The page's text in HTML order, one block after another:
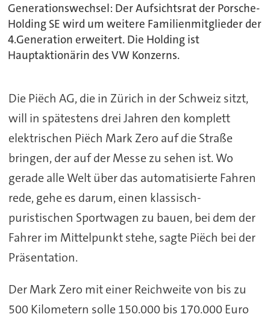
Generationswechsel: Der Aufsichtsrat der Porsche-
Holding SE wird um weitere Familienmitglieder der
4.Generation erweitert. Die Holding ist
Hauptaktionärin des VW Konzerns.
Die Piëch AG, die in Zürich in der Schweiz sitzt,
will in spätestens drei Jahren den komplett
elektrischen Piëch Mark Zero auf die Straße
bringen, der auf der Messe zu sehen ist. Wo
gerade alle Welt über das automatisierte Fahren
rede, gehe es darum, einen klassisch-
puristischen Sportwagen zu bauen, bei dem der
Fahrer im Mittelpunkt stehe, sagte Piëch bei der
Präsentation.
Der Mark Zero mit einer Reichweite von bis zu
500 Kilometern solle 150.000 bis 170.000 Euro